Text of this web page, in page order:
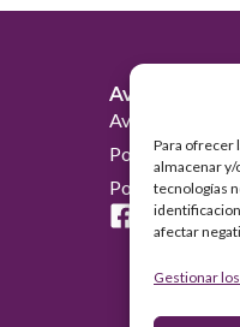
Para ofrecer
almacenar
tecnologías
afectar
Gestionar
Avisos Legales
Aviso Legal
Política de
Política de